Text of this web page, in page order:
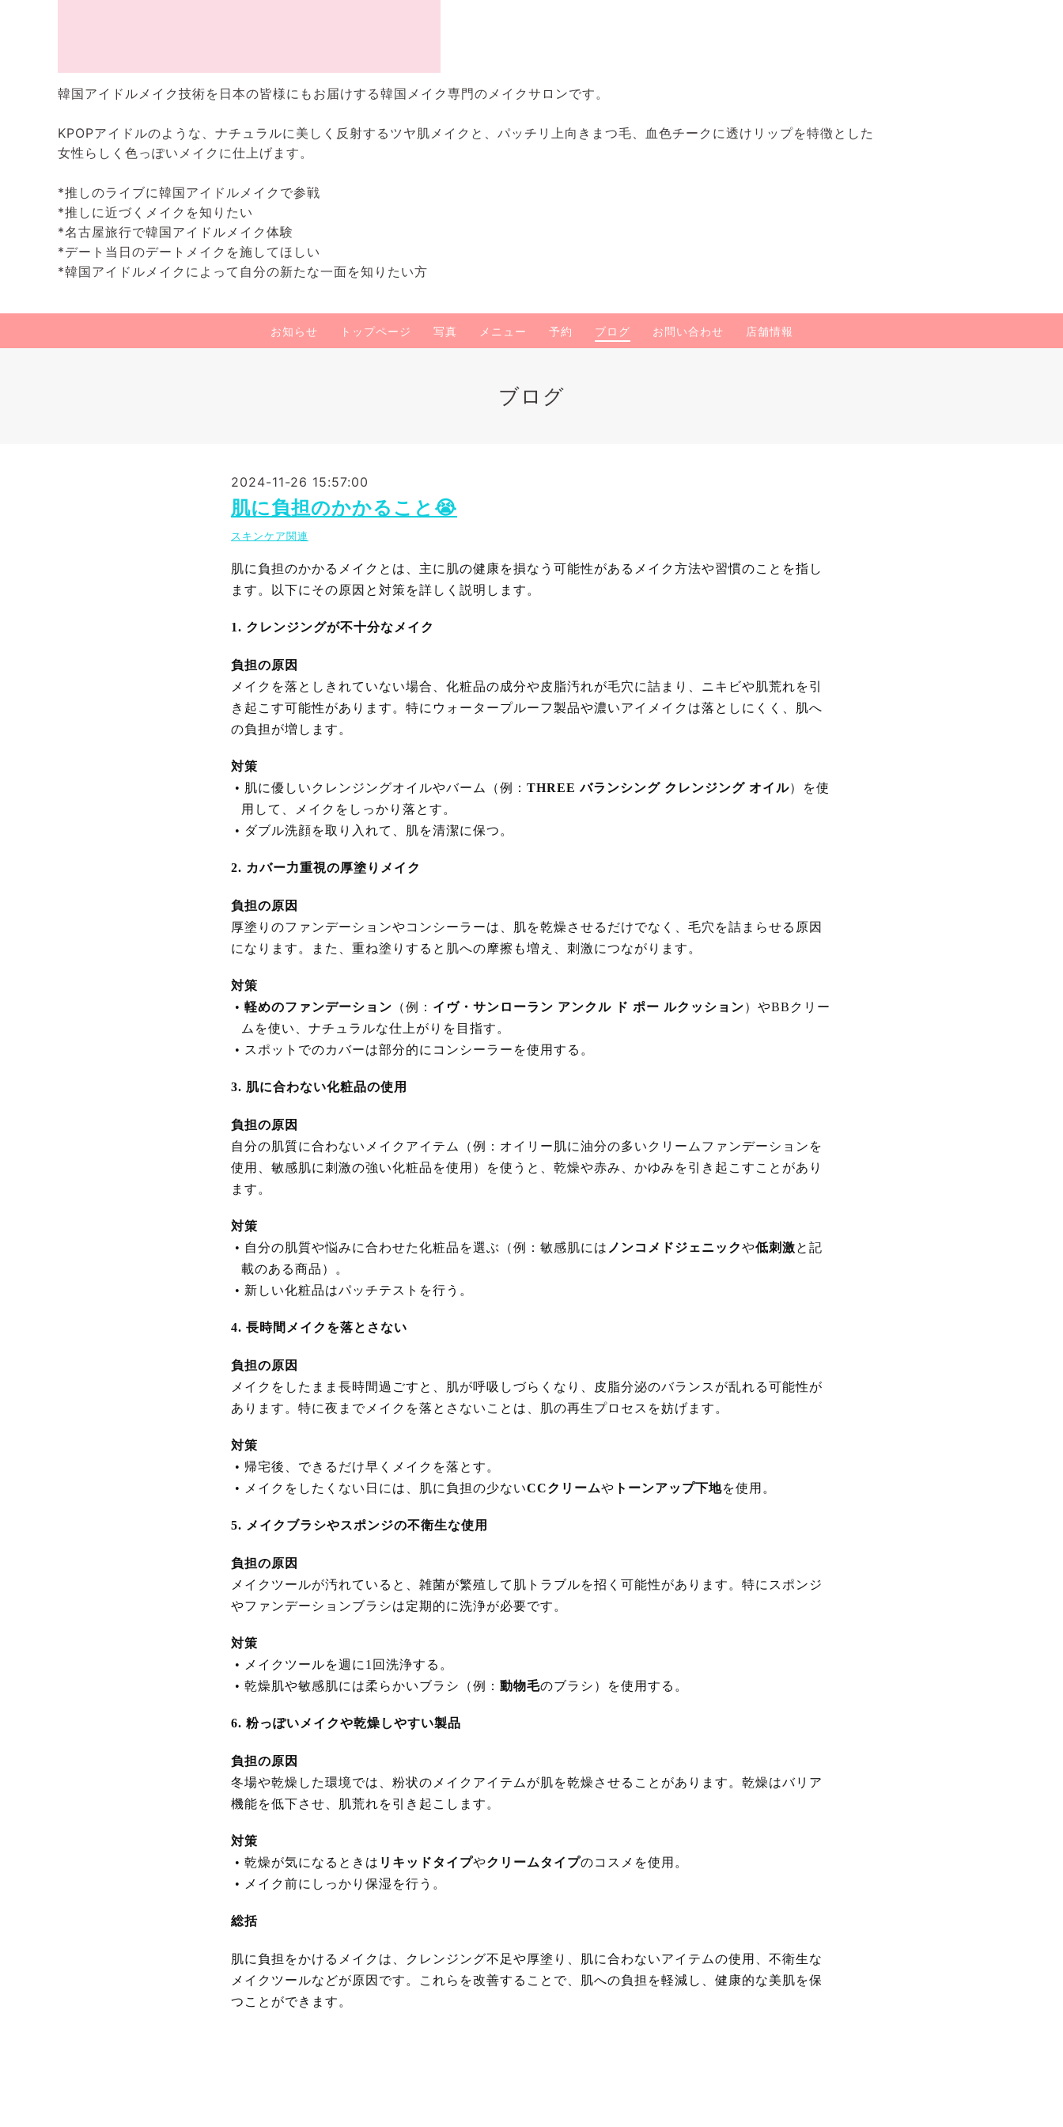
韓国アイドルメイク技術を日本の皆様にもお届けする韓国メイク専門のメイクサロンです。
KPOPアイドルのような、ナチュラルに美しく反射するツヤ肌メイクと、パッチリ上向きまつ毛、血色チークに透けリップを特徴とした
女性らしく色っぽいメイクに仕上げます。
*推しのライブに韓国アイドルメイクで参戦
*推しに近づくメイクを知りたい
*名古屋旅行で韓国アイドルメイク体験
*デート当日のデートメイクを施してほしい
*韓国アイドルメイクによって自分の新たな一面を知りたい方
お知らせ トップページ 写真 メニュー 予約 ブログ お問い合わせ 店舗情報
ブログ
2024-11-26 15:57:00
肌に負担のかかること😭
スキンケア関連
肌に負担のかかるメイクとは、主に肌の健康を損なう可能性があるメイク方法や習慣のことを指し
ます。以下にその原因と対策を詳しく説明します。
1. クレンジングが不十分なメイク
負担の原因
メイクを落としきれていない場合、化粧品の成分や皮脂汚れが毛穴に詰まり、ニキビや肌荒れを引
き起こす可能性があります。特にウォータープルーフ製品や濃いアイメイクは落としにくく、肌へ
の負担が増します。
対策
• 肌に優しいクレンジングオイルやバーム（例： THREE バランシング クレンジング オイル）を使
用して、メイクをしっかり落とす。
• ダブル洗顔を取り入れて、肌を清潔に保つ。
2. カバー力重視の厚塗りメイク
負担の原因
厚塗りのファンデーションやコンシーラーは、肌を乾燥させるだけでなく、毛穴を詰まらせる原因
になります。また、重ね塗りすると肌への摩擦も増え、刺激につながります。
対策
• 軽めのファンデーション （例： イヴ・サンローラン アンクル ド ポー ルクッション）やBBクリー
ムを使い、ナチュラルな仕上がりを目指す。
• スポットでのカバーは部分的にコンシーラーを使用する。
3. 肌に合わない化粧品の使用
負担の原因
自分の肌質に合わないメイクアイテム（例：オイリー肌に油分の多いクリームファンデーションを
使用、敏感肌に刺激の強い化粧品を使用）を使うと、乾燥や赤み、かゆみを引き起こすことがあり
ます。
対策
• 自分の肌質や悩みに合わせた化粧品を選ぶ（例：敏感肌には ノンコメドジェニックや低刺激と記
載のある商品）。
• 新しい化粧品はパッチテストを行う。
4. 長時間メイクを落とさない
負担の原因
メイクをしたまま長時間過ごすと、肌が呼吸しづらくなり、皮脂分泌のバランスが乱れる可能性が
あります。特に夜までメイクを落とさないことは、肌の再生プロセスを妨げます。
対策
• 帰宅後、できるだけ早くメイクを落とす。
•
メイクをしたくない日には、肌に負担の少ないCCクリームや トーンアップ下地を使用。
5. メイクブラシやスポンジの不衛生な使用
負担の原因
メイクツールが汚れていると、雑菌が繁殖して肌トラブルを招く可能性があります。特にスポンジ
やファンデーションブラシは定期的に洗浄が必要です。
対策
•
メイクツールを週に1回洗浄する。
• 乾燥肌や敏感肌には柔らかいブラシ（例： 動物毛のブラシ）を使用する。
6. 粉っぽいメイクや乾燥しやすい製品
負担の原因
冬場や乾燥した環境では、粉状のメイクアイテムが肌を乾燥させることがあります。乾燥はバリア
機能を低下させ、肌荒れを引き起こします。
対策
• 乾燥が気になるときは リキッドタイプやクリームタイプのコスメを使用。
•
メイク前にしっかり保湿 を行う。
総括
肌に負担をかけるメイクは、クレンジング不足や厚塗り、肌に合わないアイテムの使用、不衛生な
メイクツールなどが原因です。これらを改善することで、肌への負担を軽減し、健康的な美肌を保
つことができます。